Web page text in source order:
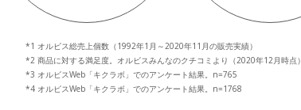
*1 オルビス総売上個数（1992年1月～2020年11月の販売実績）
*2 商品に対する満足度。オルビスみんなのクチコミより（2020年12月時点
*3 オルビスWeb「キクラボ」でのアンケート結果。n=765
*4 オルビスWeb「キクラボ」でのアンケート結果。n=1768